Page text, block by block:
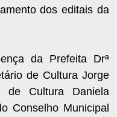
dos editais da
da Prefeita Drª
de Cultura Jorge
de Cultura Daniela
Conselho Municipal